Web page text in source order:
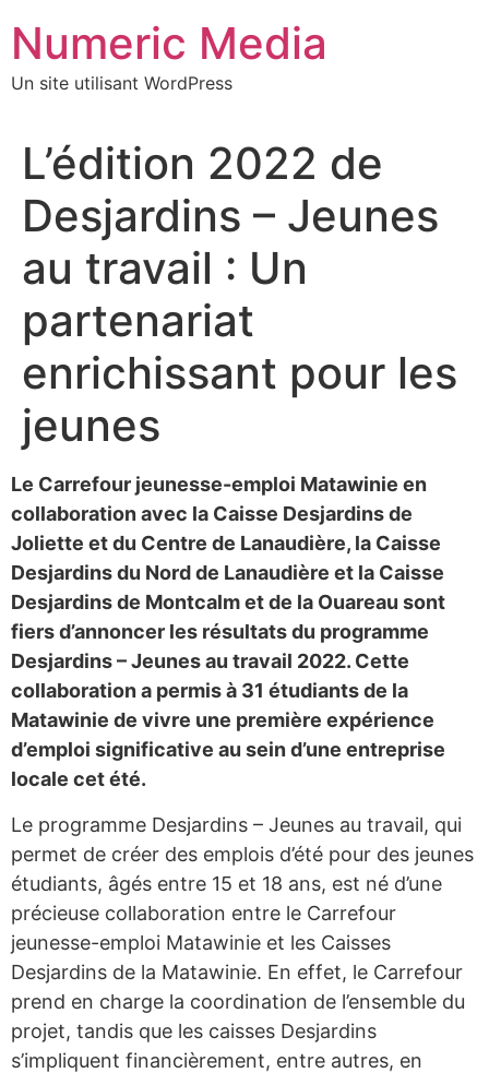
contenu
Numeric Media
Un site utilisant WordPress
L’édition 2022 de
Desjardins – Jeunes
au travail : Un
partenariat
enrichissant pour les
jeunes
Le Carrefour jeunesse-emploi Matawinie en
collaboration avec la Caisse Desjardins de
Joliette et du Centre de Lanaudière, la Caisse
Desjardins du Nord de Lanaudière et la Caisse
Desjardins de Montcalm et de la Ouareau sont
fiers d’annoncer les résultats du programme
Desjardins – Jeunes au travail 2022. Cette
collaboration a permis à 31 étudiants de la
Matawinie de vivre une première expérience
d’emploi significative au sein d’une entreprise
locale cet été.
Le programme Desjardins – Jeunes au travail, qui
permet de créer des emplois d’été pour des jeunes
étudiants, âgés entre 15 et 18 ans, est né d’une
précieuse collaboration entre le Carrefour
jeunesse-emploi Matawinie et les Caisses
Desjardins de la Matawinie. En effet, le Carrefour
prend en charge la coordination de l’ensemble du
projet, tandis que les caisses Desjardins
s’impliquent financièrement, entre autres, en